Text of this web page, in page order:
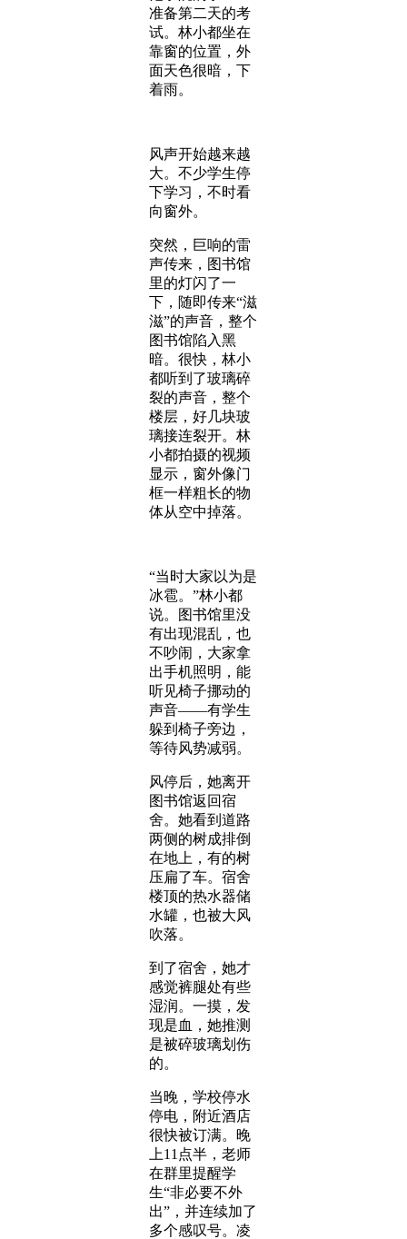
准备第二天的考
试。林小都坐在
靠窗的位置，外
面天色很暗，下
着雨。
风声开始越来越
大。不少学生停
下学习，不时看
向窗外。
突然，巨响的雷
声传来，图书馆
里的灯闪了一
下，随即传来“滋
滋”的声音，整个
图书馆陷入黑
暗。很快，林小
都听到了玻璃碎
裂的声音，整个
楼层，好几块玻
璃接连裂开。林
小都拍摄的视频
显示，窗外像门
框一样粗长的物
体从空中掉落。
“当时大家以为是
冰雹。”林小都
说。图书馆里没
有出现混乱，也
不吵闹，大家拿
出手机照明，能
听见椅子挪动的
声音——有学生
躲到椅子旁边，
等待风势减弱。
风停后，她离开
图书馆返回宿
舍。她看到道路
两侧的树成排倒
在地上，有的树
压扁了车。宿舍
楼顶的热水器储
水罐，也被大风
吹落。
到了宿舍，她才
感觉裤腿处有些
湿润。一摸，发
现是血，她推测
是被碎玻璃划伤
的。
当晚，学校停水
停电，附近酒店
很快被订满。晚
上11点半，老师
在群里提醒学
生“非必要不外
出”，并连续加了
多个感叹号。凌